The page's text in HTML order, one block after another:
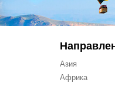
Азия
Африка